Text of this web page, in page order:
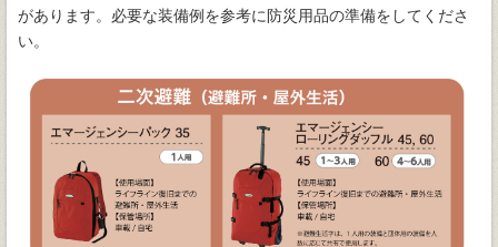
があります。必要な装備例を参考に防災用品の準備をしてくださ
い。